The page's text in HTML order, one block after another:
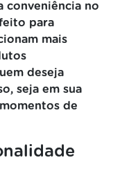
conveniência no
para
mais
deseja
seja em sua
de